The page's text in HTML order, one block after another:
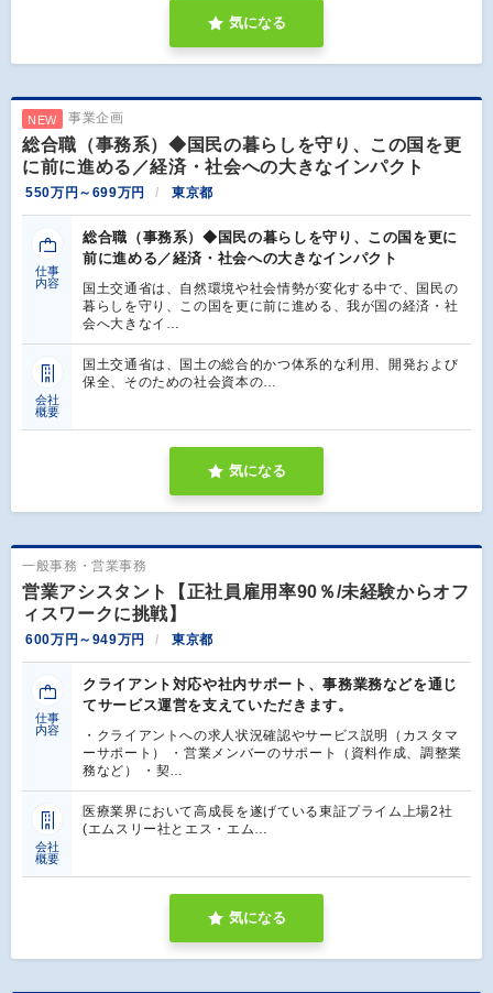
気になる
NEW 事業企画
総合職（事務系）◆国民の暮らしを守り、この国を更
に前に進める／経済・社会への大きなインパクト
550万円～699万円 東京都
仕事
内容
総合職（事務系）◆国民の暮らしを守り、この国を更に
前に進める／経済・社会への大きなインパクト
国土交通省は、自然環境や社会情勢が変化する中で、国民の
暮らしを守り、この国を更に前に進める、我が国の経済・社
会へ大きなイ…
会社
概要
国土交通省は、国土の総合的かつ体系的な利用、開発および
保全、そのための社会資本の…
気になる
一般事務・営業事務
営業アシスタント【正社員雇用率90％/未経験からオフ
ィスワークに挑戦】
600万円～949万円 東京都
仕事
内容
クライアント対応や社内サポート、事務業務などを通じ
てサービス運営を支えていただきます。
・クライアントへの求人状況確認やサービス説明（カスタマ
ーサポート） ・営業メンバーのサポート（資料作成、調整業
務など） ・契…
会社
概要
医療業界において高成長を遂げている東証プライム上場2社
(エムスリー社とエス・エム…
気になる